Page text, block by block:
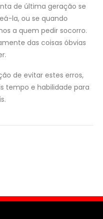
de última geração se
la, ou se quando
a quem pedir socorro.
das coisas óbvias
de evitar estes erros,
tempo e habilidade para